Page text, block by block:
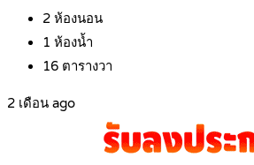
2 ห้องนอน
1 ห้องน้ำ
16 ตารางวา
2 เดือน ago